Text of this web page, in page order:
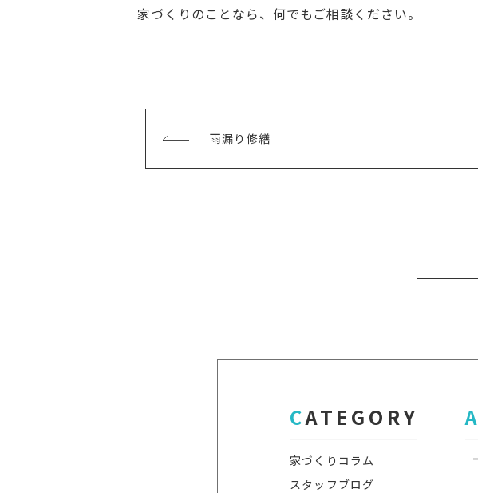
家づくりのことなら、何でもご相談ください。
前
雨漏り修繕
CATEGORY
家づくりコラム
スタッフブログ